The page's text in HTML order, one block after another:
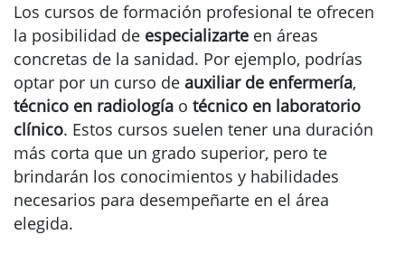
Los cursos de formación profesional te ofrecen
la posibilidad de especializarte en áreas
concretas de la sanidad. Por ejemplo, podrías
optar por un curso de auxiliar de enfermería,
técnico en radiología o técnico en laboratorio
clínico. Estos cursos suelen tener una duración
más corta que un grado superior, pero te
brindarán los conocimientos y habilidades
necesarios para desempeñarte en el área
elegida.